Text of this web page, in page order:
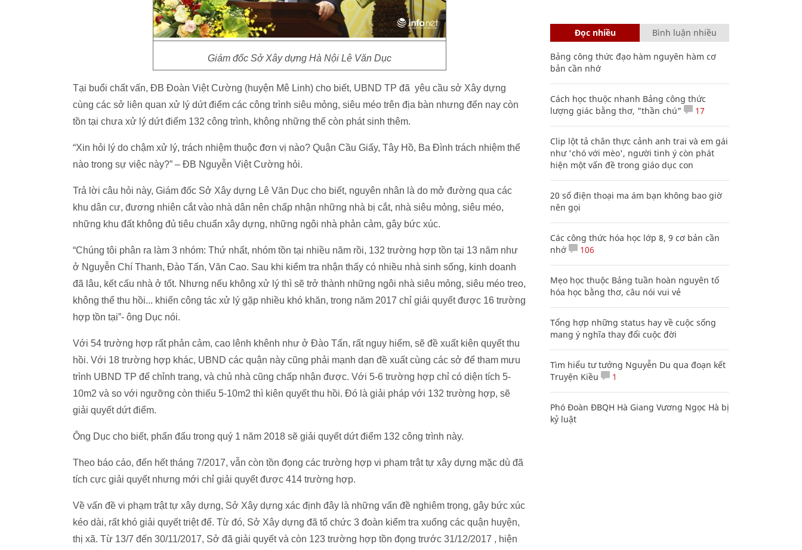
Giám đốc Sở Xây dựng Hà Nội Lê Văn Dục
Tại buổi chất vấn, ĐB Đoàn Việt Cường (huyện Mê Linh) cho biết, UBND TP đã yêu cầu sở Xây dựng
cùng các sở liên quan xử lý dứt điểm các công trình siêu mỏng, siêu méo trên địa bàn nhưng đến nay còn
tồn tại chưa xử lý dứt điểm 132 công trình, không những thế còn phát sinh thêm.
“Xin hỏi lý do chậm xử lý, trách nhiệm thuộc đơn vị nào? Quận Cầu Giấy, Tây Hồ, Ba Đình trách nhiệm thế
nào trong sự việc này?” – ĐB Nguyễn Việt Cường hỏi.
Trả lời câu hỏi này, Giám đốc Sở Xây dựng Lê Văn Dục cho biết, nguyên nhân là do mở đường qua các
khu dân cư, đương nhiên cắt vào nhà dân nên chấp nhận những nhà bị cắt, nhà siêu mỏng, siêu méo,
những khu đất không đủ tiêu chuẩn xây dựng, những ngôi nhà phản cảm, gây bức xúc.
“Chúng tôi phân ra làm 3 nhóm: Thứ nhất, nhóm tồn tại nhiều năm rồi, 132 trường hợp tồn tại 13 năm như
ở Nguyễn Chí Thanh, Đào Tấn, Văn Cao. Sau khi kiểm tra nhận thấy có nhiều nhà sinh sống, kinh doanh
đã lâu, kết cấu nhà ở tốt. Nhưng nếu không xử lý thì sẽ trở thành những ngôi nhà siêu mỏng, siêu méo treo,
không thể thu hồi... khiến công tác xử lý gặp nhiều khó khăn, trong năm 2017 chỉ giải quyết được 16 trường
hợp tồn tại”- ông Dục nói.
Với 54 trường hợp rất phản cảm, cao lênh khênh như ở Đào Tấn, rất nguy hiểm, sẽ đề xuất kiên quyết thu
hồi. Với 18 trường hợp khác, UBND các quận này cũng phải mạnh dạn đề xuất cùng các sở để tham mưu
trình UBND TP để chỉnh trang, và chủ nhà cũng chấp nhận được. Với 5-6 trường hợp chỉ có diện tích 5-
10m2 và so với ngưỡng còn thiếu 5-10m2 thì kiên quyết thu hồi. Đó là giải pháp với 132 trường hợp, sẽ
giải quyết dứt điểm.
Ông Dục cho biết, phấn đấu trong quý 1 năm 2018 sẽ giải quyết dứt điểm 132 công trình này.
Theo báo cáo, đến hết tháng 7/2017, vẫn còn tồn đọng các trường hợp vi phạm trật tự xây dựng mặc dù đã
tích cực giải quyết nhưng mới chỉ giải quyết được 414 trường hợp.
Về vấn đề vi phạm trật tự xây dựng, Sở Xây dựng xác định đây là những vấn đề nghiêm trọng, gây bức xúc
kéo dài, rất khó giải quyết triệt để. Từ đó, Sở Xây dựng đã tổ chức 3 đoàn kiểm tra xuống các quận huyện,
thị xã. Từ 13/7 đến 30/11/2017, Sở đã giải quyết và còn 123 trường hợp tồn đọng trước 31/12/2017 , hiện
Đọc nhiều Bình luận nhiều
Bảng công thức đạo hàm nguyên hàm cơ
bản cần nhớ
Cách học thuộc nhanh Bảng công thức
lượng giác bằng thơ, "thần chú"
17
Clip lột tả chân thực cảnh anh trai và em gái
như 'chó với mèo', người tinh ý còn phát
hiện một vấn đề trong giáo dục con
20 số điện thoại ma ám bạn không bao giờ
nên gọi
Các công thức hóa học lớp 8, 9 cơ bản cần
nhớ
106
Mẹo học thuộc Bảng tuần hoàn nguyên tố
hóa học bằng thơ, câu nói vui vẻ
Tổng hợp những status hay về cuộc sống
mang ý nghĩa thay đổi cuộc đời
Tìm hiểu tư tưởng Nguyễn Du qua đoạn kết
Truyện Kiều
1
Phó Đoàn ĐBQH Hà Giang Vương Ngọc Hà bị
kỷ luật